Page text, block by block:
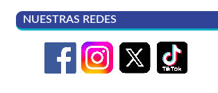
NUESTRAS REDES